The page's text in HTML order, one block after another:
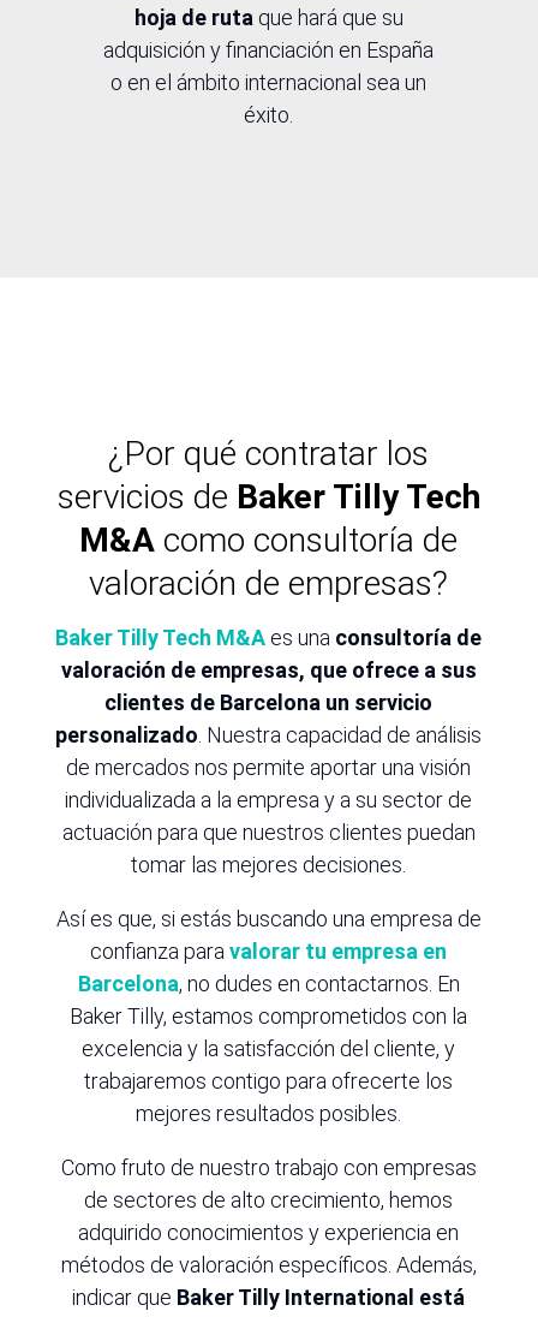
hoja de rutaque hará que su
adquisición y financiación en España
o en el ámbito internacional sea un
éxito.
¿Por qué contratar los
servicios de Baker Tilly Tech
M&A como consultoría de
valoración de empresas?
Baker Tilly Tech M&A es una consultoría de
valoración de empresas, que ofrece a sus
clientes de Barcelona un servicio
personalizado. Nuestra capacidad de análisis
de mercados nos permite aportar una visión
individualizada a la empresa y a su sector de
actuación para que nuestros clientes puedan
tomar las mejores decisiones.
Así es que, si estás buscando una empresa de
confianza paravalorar tu empresa en
Barcelona, no dudes en contactarnos. En
Baker Tilly, estamos comprometidos con la
excelencia y la satisfacción del cliente, y
trabajaremos contigo para ofrecerte los
mejores resultados posibles.
Como fruto de nuestro trabajo con empresas
de sectores de alto crecimiento, hemos
adquirido conocimientos y experiencia en
métodos de valoración específicos. Además,
indicar que Baker Tilly International está